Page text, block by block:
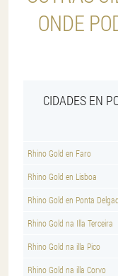
ONDE
CIDADES EN
Rhino Gold en Faro
Rhino Gold en Lisboa
Rhino Gold en Ponta
Rhino Gold na Illa Terceira
Rhino Gold na illa Pico
Rhino Gold na illa Corvo